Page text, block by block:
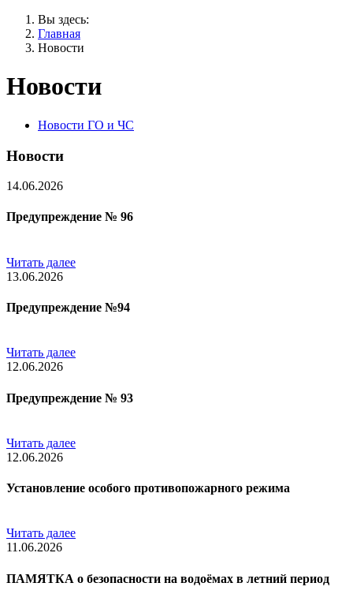
Вы здесь:
Главная
Новости
Новости
Новости ГО и ЧС
Новости
14.06.2026
Предупреждение № 96
Читать далее
13.06.2026
Предупреждение №94
Читать далее
12.06.2026
Предупреждение № 93
Читать далее
12.06.2026
Установление особого противопожарного режима
Читать далее
11.06.2026
ПАМЯТКА о безопасности на водоёмах в летний период